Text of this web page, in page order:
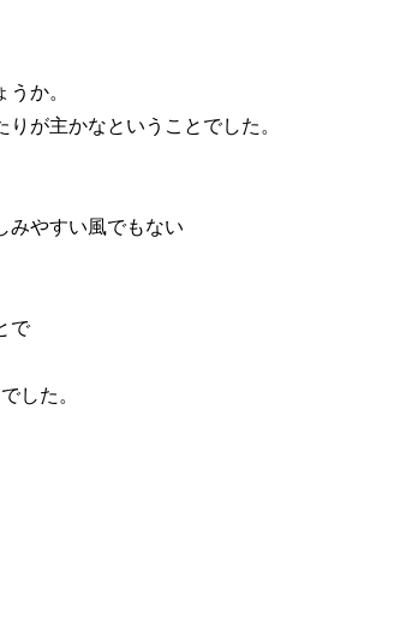
か。
が主かなということでした。
みやすい風でもない
で
した。